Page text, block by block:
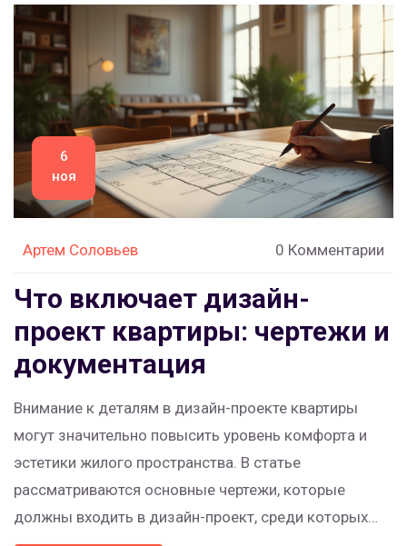
продуманным от мебели до освещения.
6
ноя
Артем Соловьев 0 Комментарии
Что включает дизайн-
проект квартиры: чертежи и
документация
Внимание к деталям в дизайн-проекте квартиры
могут значительно повысить уровень комфорта и
эстетики жилого пространства. В статье
рассматриваются основные чертежи, которые
должны входить в дизайн-проект, среди которых